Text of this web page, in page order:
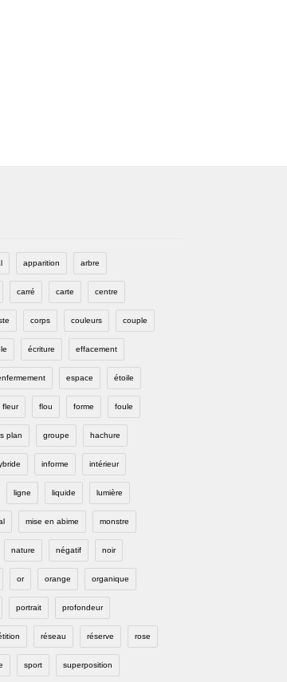
apparition arbre
carré carte centre
corps couleurs couple
écriture effacement
espace étoile
fleur flou forme foule
plan groupe hachure
informe intérieur
ligne liquide lumière
mise en abime monstre
nature négatif noir
or orange organique
portrait profondeur
réseau réserve rose
sport superposition